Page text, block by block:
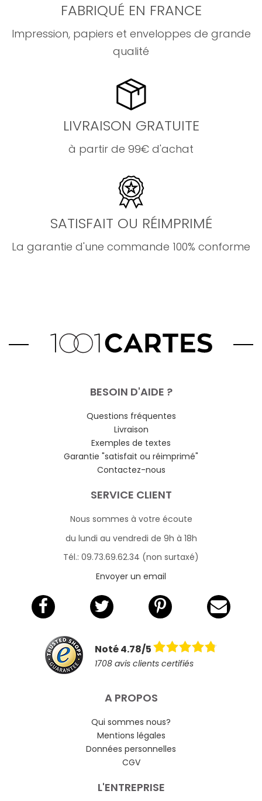
FABRIQUÉ EN FRANCE
Impression, papiers et enveloppes de grande
qualité
LIVRAISON GRATUITE
à partir de 99€ d'achat
SATISFAIT OU RÉIMPRIMÉ
La garantie d'une commande 100% conforme
BESOIN D'AIDE ?
Questions fréquentes
Livraison
Exemples de textes
Garantie "satisfait ou réimprimé"
Contactez-nous
SERVICE CLIENT
Nous sommes à votre écoute
du lundi au vendredi de 9h à 18h
Tél.: 09.73.69.62.34 (non surtaxé)
Envoyer un email
Noté 4.78/5
1708 avis clients certifiés
A PROPOS
Qui sommes nous?
Mentions légales
Données personnelles
CGV
L'ENTREPRISE